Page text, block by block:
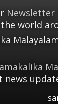
Newsletter
world
news